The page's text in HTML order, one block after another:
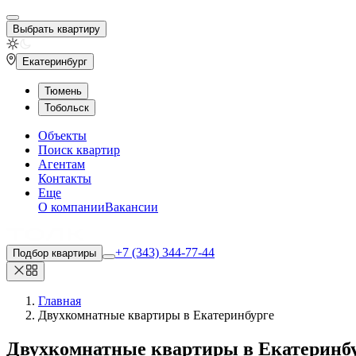
Выбрать квартиру
Екатеринбург
Тюмень
Тобольск
Объекты
Поиск квартир
Агентам
Контакты
Еще
О компанииВакансии
Подбор квартиры +7 (343) 344-77-44
Главная
Двухкомнатные квартиры в Екатеринбурге
Двухкомнатные квартиры в